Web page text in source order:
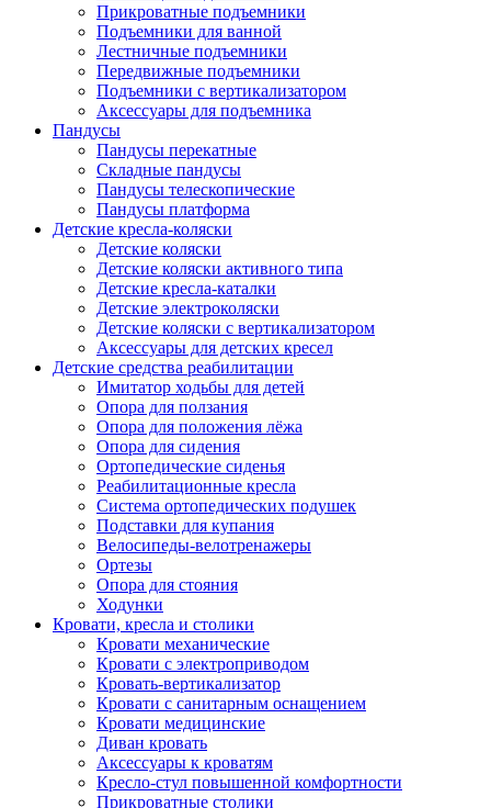
Прикроватные подъемники
Подъемники для ванной
Лестничные подъемники
Передвижные подъемники
Подъемники с вертикализатором
Аксессуары для подъемника
Пандусы
Пандусы перекатные
Складные пандусы
Пандусы телескопические
Пандусы платформа
Детские кресла-коляски
Детские коляски
Детские коляски активного типа
Детские кресла-каталки
Детские электроколяски
Детские коляски с вертикализатором
Аксессуары для детских кресел
Детские средства реабилитации
Имитатор ходьбы для детей
Опора для ползания
Опора для положения лёжа
Опора для сидения
Ортопедические сиденья
Реабилитационные кресла
Система ортопедических подушек
Подставки для купания
Велосипеды-велотренажеры
Ортезы
Опора для стояния
Ходунки
Кровати, кресла и столики
Кровати механические
Кровати с электроприводом
Кровать-вертикализатор
Кровати с санитарным оснащением
Кровати медицинские
Диван кровать
Аксессуары к кроватям
Кресло-стул повышенной комфортности
Прикроватные столики